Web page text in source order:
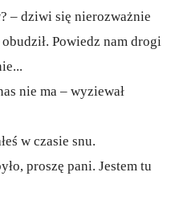
– dziwi się nierozważnie
Powiedz nam drogi
nie ma – wyziewał
w czasie snu.
proszę pani. Jestem tu